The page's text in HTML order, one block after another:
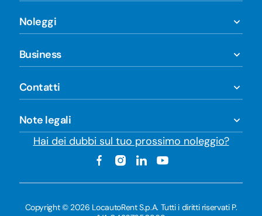
Noleggi
Business
Contatti
Note legali
Hai dei dubbi sul tuo prossimo noleggio?
Copyright © 2026 LocautoRent S.p.A. Tutti i diritti riservati P.